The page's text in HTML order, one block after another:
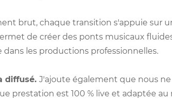
brut, chaque transition s'appuie sur
de créer des ponts musicaux
les productions professionnelles.
diffusé. J'ajoute également que nous ne
prestation est 100 % live et adaptée